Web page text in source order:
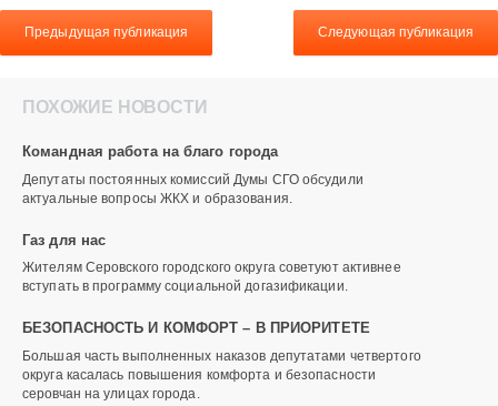
Предыдущая публикация Следующая публикация
ПОХОЖИЕ НОВОСТИ
Командная работа на благо города
Депутаты постоянных комиссий Думы СГО обсудили
актуальные вопросы ЖКХ и образования.
Газ для нас
Жителям Серовского городского округа советуют активнее
вступать в программу социальной догазификации.
БЕЗОПАСНОСТЬ И КОМФОРТ – В ПРИОРИТЕТЕ
Большая часть выполненных наказов депутатами четвертого
округа касалась повышения комфорта и безопасности
серовчан на улицах города.